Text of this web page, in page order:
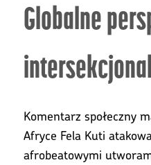
Globalne
Komentarz społeczny
Afryce Fela Kuti
afrobeatowymi